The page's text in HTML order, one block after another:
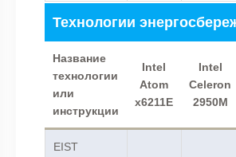
Технологии
Название
технологии
или
инструкции
Intel
Atom
x6211E
Intel
Celeron
2950M
EIST